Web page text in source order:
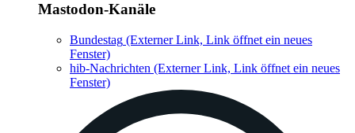
Mastodon-Kanäle
Bundestag (Externer Link, Link öffnet ein neues
Fenster)
hib-Nachrichten (Externer Link, Link öffnet ein neues
Fenster)